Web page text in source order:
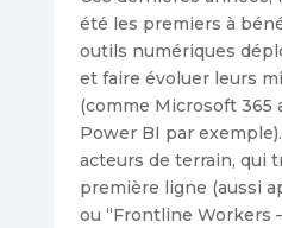
été les premiers à
outils numériques
et faire évoluer leurs
(comme Microsoft 365
Power BI par
acteurs de terrain, qui
première ligne (aussi
ou “Frontline Workers